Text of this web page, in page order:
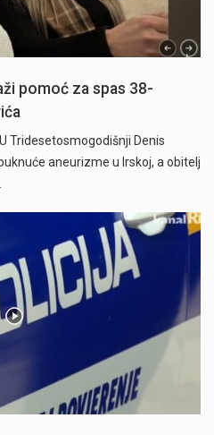
pomoć za spas 38-
Tridesetosmogodišnji Denis
aneurizme u Irskoj, a obitelj